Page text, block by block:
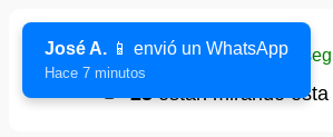
Sitio verificado y
👁️ 23están mirando esta
José A. 📱 envió un WhatsApp
Hace 7 minutos